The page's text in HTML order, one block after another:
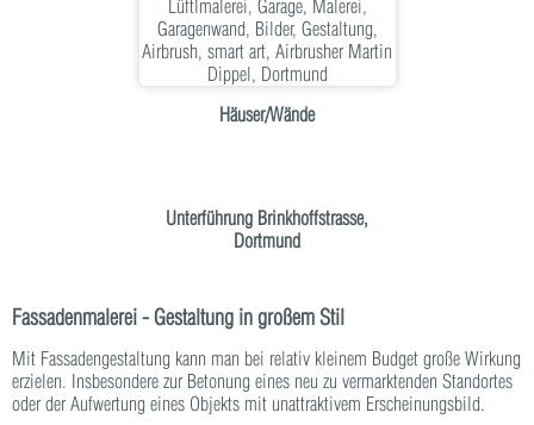
Häuser/Wände
Unterführung Brinkhoffstrasse,
Dortmund
Fassadenmalerei - Gestaltung in großem Stil
Mit Fassadengestaltung kann man bei relativ kleinem Budget große Wirkung
erzielen. Insbesondere zur Betonung eines neu zu vermarktenden Standortes
oder der Aufwertung eines Objekts mit unattraktivem Erscheinungsbild.